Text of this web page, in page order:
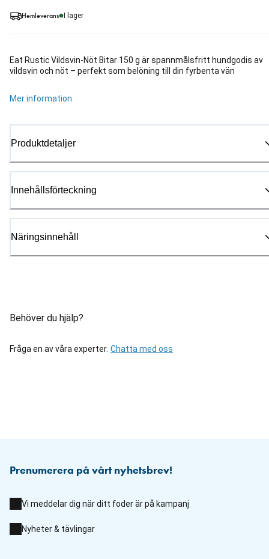
Hemleverans I lager
Eat Rustic Vildsvin-Nöt Bitar 150 g är spannmålsfritt hundgodis av
vildsvin och nöt – perfekt som belöning till din fyrbenta vän
Mer information
Produktdetaljer
Innehållsförteckning
Näringsinnehåll
Behöver du hjälp?
Fråga en av våra experter. Chatta med oss
Prenumerera på vårt nyhetsbrev!
Vi meddelar dig när ditt foder är på kampanj
Nyheter & tävlingar